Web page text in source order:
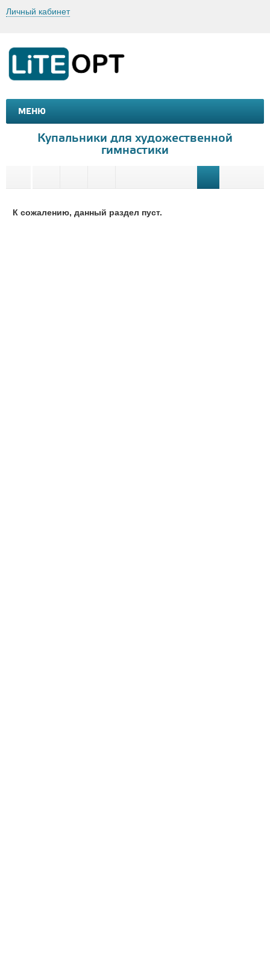
Личный кабинет
МЕНЮ
МАШИНКИ И МОТОЦИКЛЫ
Купальники для художественной
гимнастики
К сожалению, данный раздел пуст.